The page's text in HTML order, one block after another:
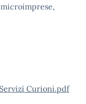
Curioni.pdf